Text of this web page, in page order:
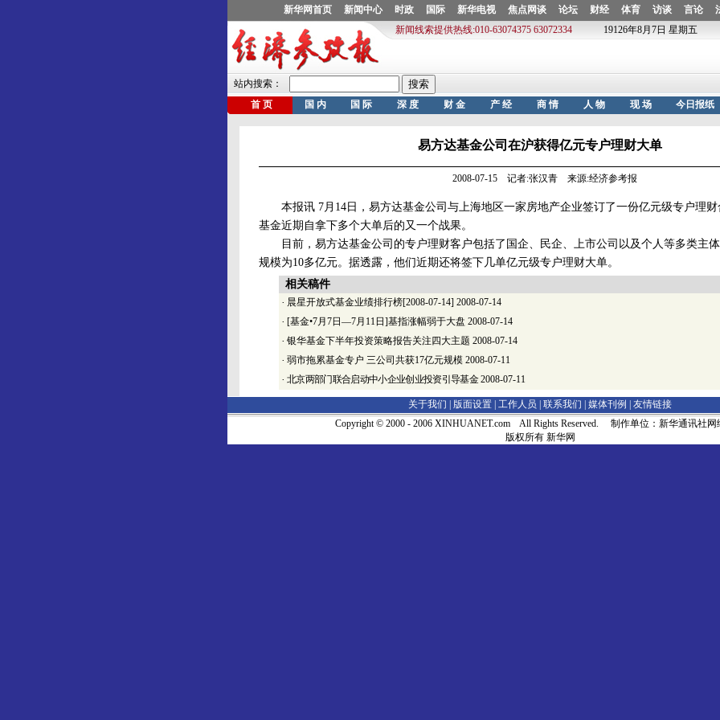
易方达基金公司在沪获得亿元专户理财大单
2008-07-15 记者:张汉青 来源:经济参考报
本报讯 7月14日，易方达基金公司与上海地区一家房地产企业签订了一份亿元级专户理财
基金近期自拿下多个大单后的又一个战果。
目前，易方达基金公司的专户理财客户包括了国企、民企、上市公司以及个人等多类主
规模为10多亿元。据透露，他们近期还将签下几单亿元级专户理财大单。
相关稿件
· 晨星开放式基金业绩排行榜[2008-07-14] 2008-07-14
· [基金•7月7日—7月11日]基指涨幅弱于大盘 2008-07-14
· 银华基金下半年投资策略报告关注四大主题 2008-07-14
· 弱市拖累基金专户 三公司共获17亿元规模 2008-07-11
· 北京两部门联合启动中小企业创业投资引导基金2008-07-11
关于我们 | 版面设置 工作人员 联系我们 媒体刊例
友情链接
Copyright © 2000 - 2006 XINHUANET.com All Rights Reserved. 制作单位：新华通讯社网
版权所有 新华网